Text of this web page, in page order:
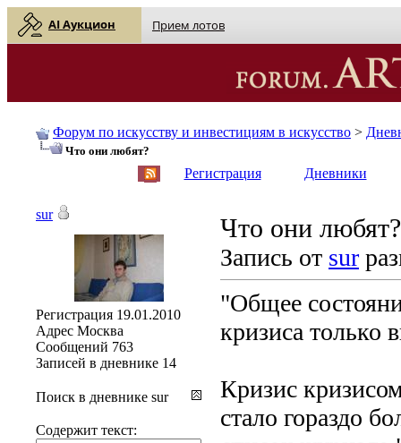
AI Аукцион Прием лотов
Форум по искусству и инвестициям в искусство >
Что они любят?
Регистрация Дневники
Что они любят?
Запись от sur
"Общее
кризиса только
Кризис
стало гораздо
sur
Регистрация 19.01.2010
Адрес Москва
Сообщений 763
Записей в дневнике 14
Поиск в дневнике sur
Содержит текст: